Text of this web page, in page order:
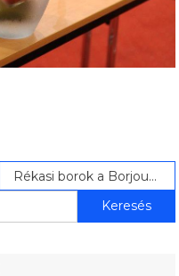
Rékasi borok a Borjour Klasszikon